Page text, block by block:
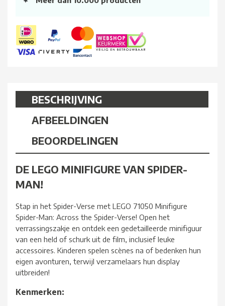
BESCHRIJVING
AFBEELDINGEN
BEOORDELINGEN
DE LEGO MINIFIGURE VAN SPIDER-
MAN!
Stap in het Spider-Verse met LEGO 71050 Minifigure
Spider-Man: Across the Spider-Verse! Open het
verrassingszakje en ontdek een gedetailleerde minifiguur
van een held of schurk uit de film, inclusief leuke
accessoires. Kinderen spelen scènes na of bedenken hun
eigen avonturen, terwijl verzamelaars hun display
uitbreiden!
Kenmerken: